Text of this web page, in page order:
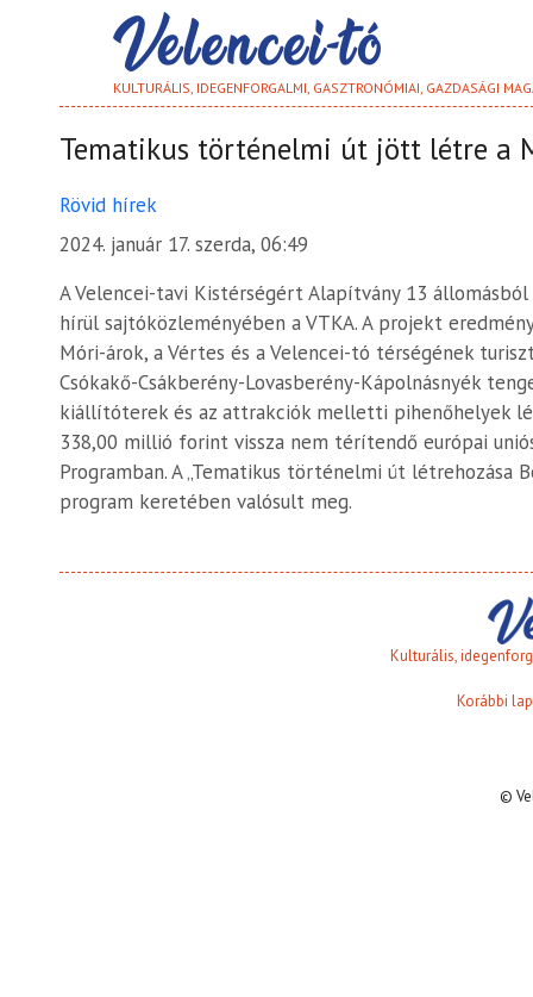
KULTURÁLIS, IDEGENFORGALMI, GASZTRONÓMIAI, GAZDASÁGI
Tematikus történelmi út jött létre a
Rövid hírek
2024. január 17. szerda, 06:49
A Velencei-tavi Kistérségért Alapítvány 13
hírül sajtóközleményében a VTKA. A projekt
Móri-árok, a Vértes és a Velencei-tó térségének
Csókakő-Csákberény-Lovasberény-Kápolnásnyék
kiállítóterek és az attrakciók melletti pihenőhelyek
338,00 millió forint vissza nem térítendő európai
Programban. A „Tematikus történelmi út létrehozása
program keretében valósult meg.
Kulturális,
Korábbi
©